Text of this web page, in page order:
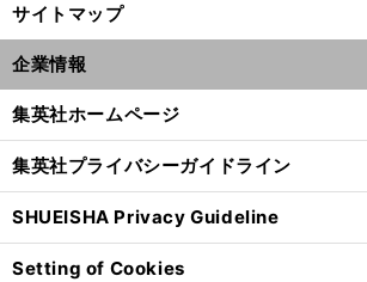
サイトマップ
企業情報
集英社ホームページ
集英社プライバシーガイドライン
SHUEISHA Privacy Guideline
Setting of Cookies